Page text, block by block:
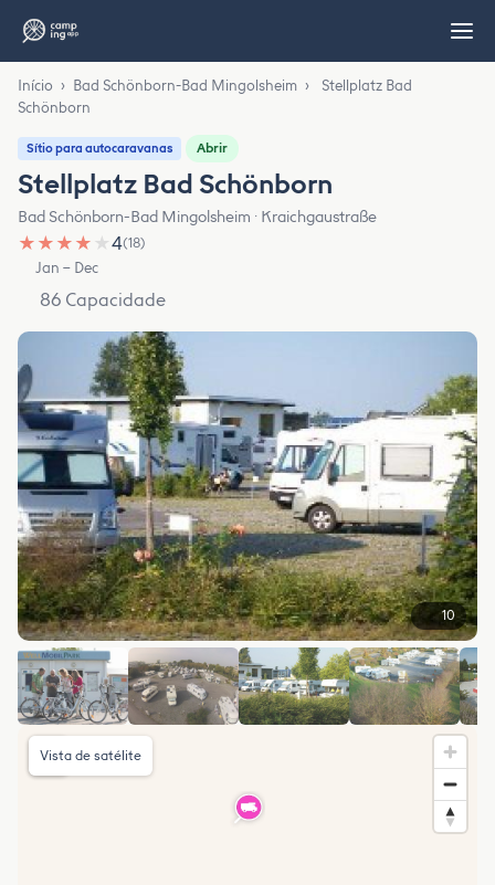
Início › Bad Schönborn-Bad Mingolsheim ›
Stellplatz Bad
Schönborn
Sítio para autocaravanas Abrir
Stellplatz Bad Schönborn
Bad Schönborn-Bad Mingolsheim · Kraichgaustraße
★ ★ ★ ★ ★4(18)
Jan – Dec
86 Capacidade
10
Vista de satélite